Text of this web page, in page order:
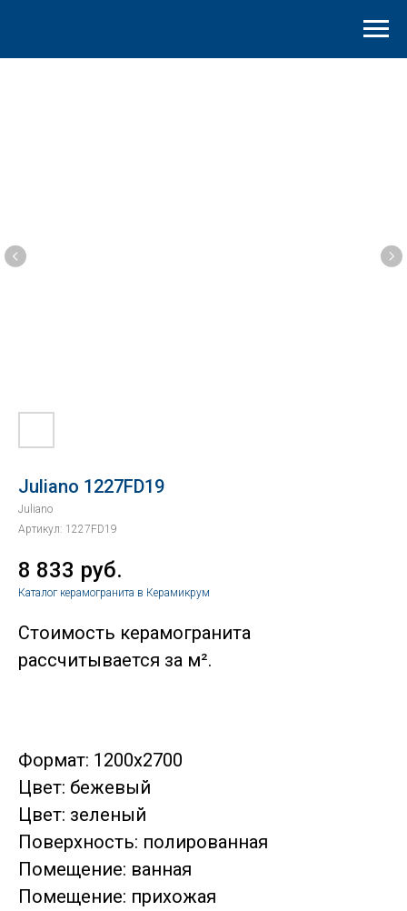
Juliano 1227FD19
Juliano
Артикул: 1227FD19
8 833 руб.
Каталог керамогранита в Керамикрум
Стоимость керамогранита
рассчитывается за м².
Формат: 1200x2700
Цвет: бежевый
Цвет: зеленый
Поверхность: полированная
Помещение: ванная
Помещение: прихожая